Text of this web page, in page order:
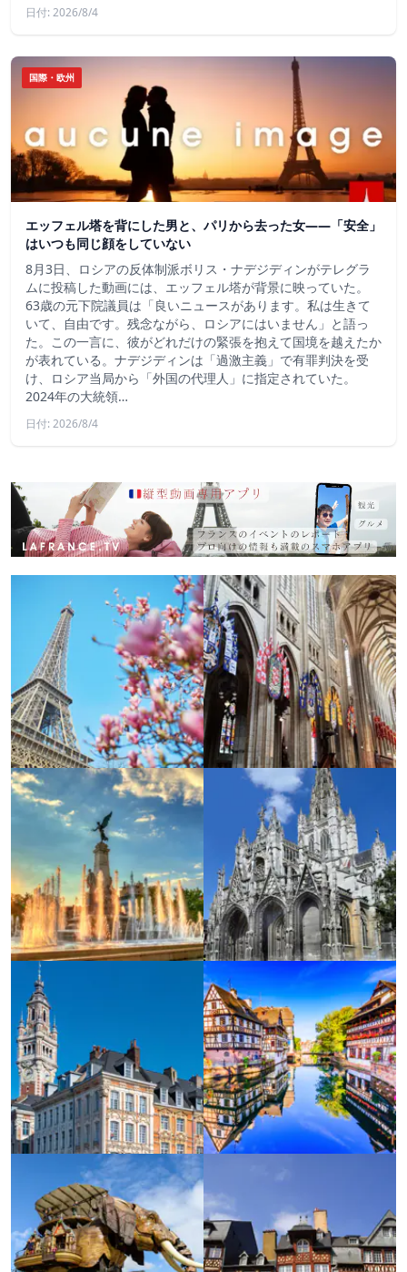
日付: 2026/8/4
国際・欧州
エッフェル塔を背にした男と、パリから去った女——「安全」
はいつも同じ顔をしていない
8月3日、ロシアの反体制派ボリス・ナデジディンがテレグラ
ムに投稿した動画には、エッフェル塔が背景に映っていた。
63歳の元下院議員は「良いニュースがあります。私は生きて
いて、自由です。残念ながら、ロシアにはいません」と語っ
た。この一言に、彼がどれだけの緊張を抱えて国境を越えたか
が表れている。ナデジディンは「過激主義」で有罪判決を受
け、ロシア当局から「外国の代理人」に指定されていた。
2024年の大統領…
日付: 2026/8/4